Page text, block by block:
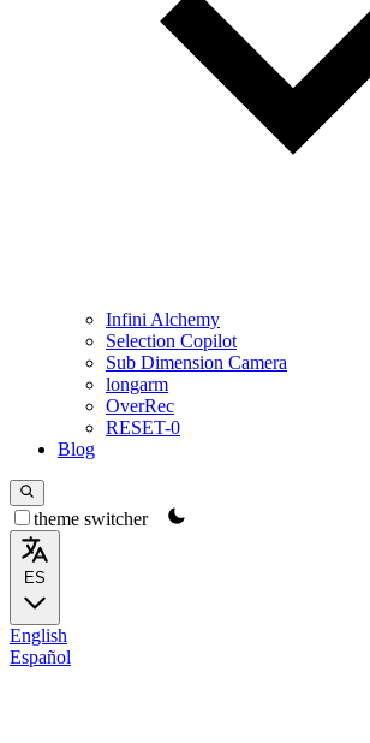
Infini Alchemy
Selection Copilot
Sub Dimension Camera
longarm
OverRec
RESET-0
Blog
theme switcher
ES
English
Español